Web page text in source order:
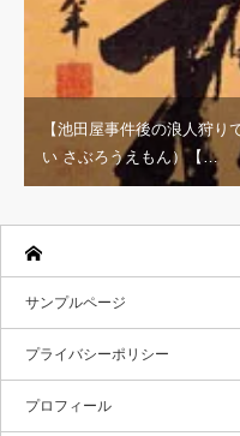
【池田屋事件後の浪人狩
い さぶろうえもん）【…
サンプルページ
プライバシーポリシー
プロフィール